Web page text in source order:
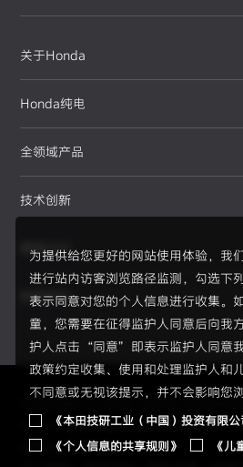
为提供给您更好的网站使用体验，我
进行站内访客浏览路径监测，勾选
表示同意对您的个人信息进行收集。
童，您需要在征得监护人同意后向我
护人点击“同意”即表示监护人同意
政策约定收集、使用和处理监护人和
不同意或无视该提示，并不会影响您
《本田技研工业（中国）投资有限公
《个人信息的共享规则》
《儿
关于Honda
Honda纯电
全领域产品
技术创新
赛事运动
新闻资讯
Copyright © 2026 Honda
d. All Right Reserved.京ICP备
0502034595号
F1®赛事